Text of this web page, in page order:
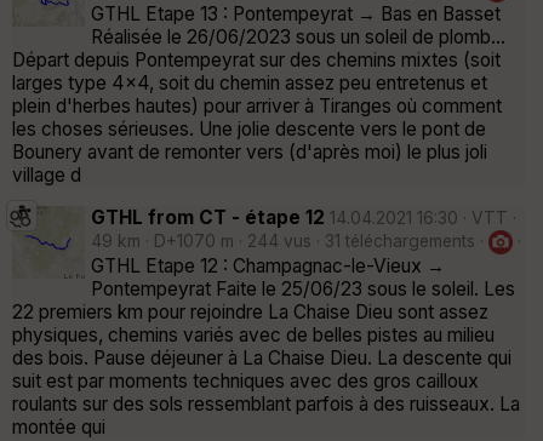
GTHL Etape 13 : Pontempeyrat → Bas en Basset
Réalisée le 26/06/2023 sous un soleil de plomb...
Départ depuis Pontempeyrat sur des chemins mixtes (soit
larges type 4x4, soit du chemin assez peu entretenus et
plein d'herbes hautes) pour arriver à Tiranges où comment
les choses sérieuses. Une jolie descente vers le pont de
Bounery avant de remonter vers (d'après moi) le plus joli
village d
GTHL from CT - étape 12 14.04.2021 16:30 · VTT ·
49 km · D+1070 m · 244 vus · 31 téléchargements ·
·
GTHL Etape 12 : Champagnac-le-Vieux →
Pontempeyrat Faite le 25/06/23 sous le soleil. Les
22 premiers km pour rejoindre La Chaise Dieu sont assez
physiques, chemins variés avec de belles pistes au milieu
des bois. Pause déjeuner à La Chaise Dieu. La descente qui
suit est par moments techniques avec des gros cailloux
roulants sur des sols ressemblant parfois à des ruisseaux. La
montée qui